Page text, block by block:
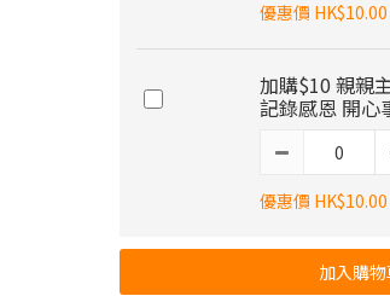
優惠價 HK$10.00
加購$10 親親
記錄感恩 開心
優惠價 HK$10.00
加入購物